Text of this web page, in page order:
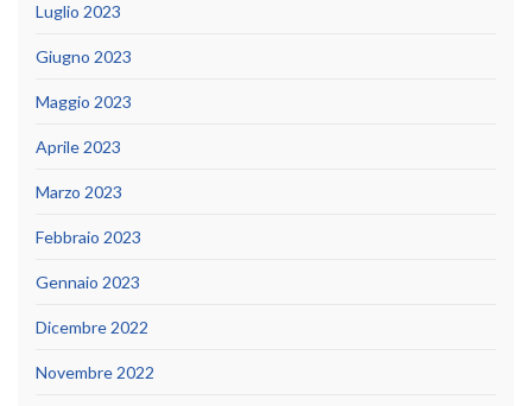
Luglio 2023
Giugno 2023
Maggio 2023
Aprile 2023
Marzo 2023
Febbraio 2023
Gennaio 2023
Dicembre 2022
Novembre 2022